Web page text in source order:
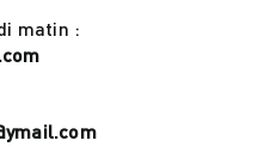
matin :